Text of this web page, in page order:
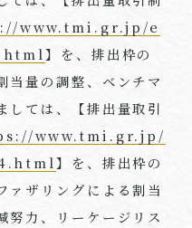
www.tmi.gr.jp/e
】を、排出枠の
量の調整、ベンチマ
しては、【排出量取引
www.tmi.gr.jp/
】を、排出枠の
ザリングによる割当
努力、リーケージリス